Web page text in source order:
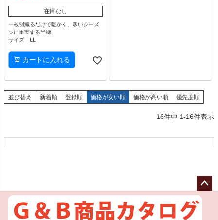
在庫なし
一枚羽織るだけで暖かく、寒いシーズ
ンに重宝する半纏。
サイズ LL
カートに入れる
並び替え 新着順 登録順 価格が安い順 価格が高い順 優先度順
16件中 1-16件表示
ペー